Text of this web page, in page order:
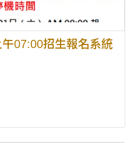
07:00招生報名系統